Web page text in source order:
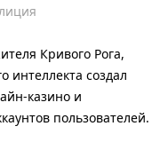
Кривого Рога,
интеллекта создал
казино и
пользователей.